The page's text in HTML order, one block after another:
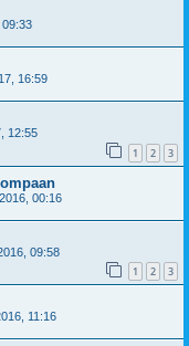
16:59
12:55
1 2 3
00:16
09:58
1 2 3
11:16